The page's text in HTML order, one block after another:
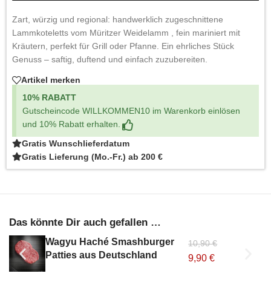
Zart, würzig und regional: handwerklich zugeschnittene
Lammkoteletts vom Müritzer Weidelamm , fein mariniert mit
Kräutern, perfekt für Grill oder Pfanne. Ein ehrliches Stück
Genuss – saftig, duftend und einfach zuzubereiten.
Artikel merken
10% RABATT
Gutscheincode WILLKOMMEN10 im Warenkorb einlösen
und 10% Rabatt erhalten.
Gratis Wunschlieferdatum
Gratis Lieferung (Mo.-Fr.) ab 200 €
Das könnte Dir auch gefallen …
Wagyu Haché Smashburger
Patties aus Deutschland
10,90€
9,90€